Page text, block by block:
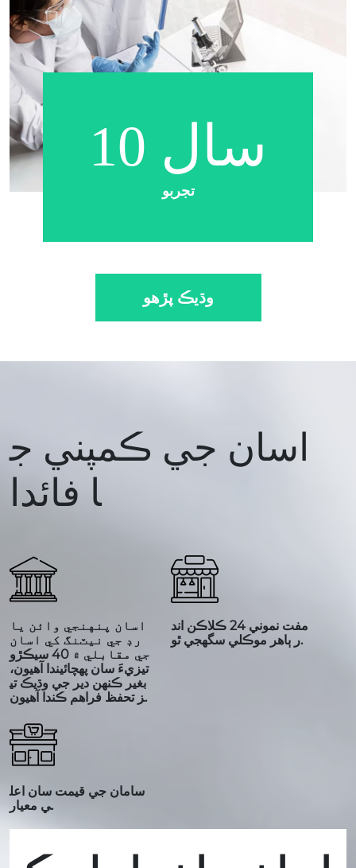
10 سال
تجربو
وڌيڪ پڙهو
اسان جي ڪمپني ج
ا فائدا
اسان پنهنجي وائن يا
رڊ جي نيٽنگ کي اسان
جي مقابلي ۾ 40 سيڪڙو
تيزيءَ سان پهچائيندا آهيون،
بغير ڪنهن دير جي وڌيڪ تي
ز تحفظ فراهم ڪندا آهيون.
مفت نموني 24 ڪلاڪن اند
ر ٻاهر موڪلي سگهجي ٿو.
سامان جي قيمت سان اعل
ي معيار.